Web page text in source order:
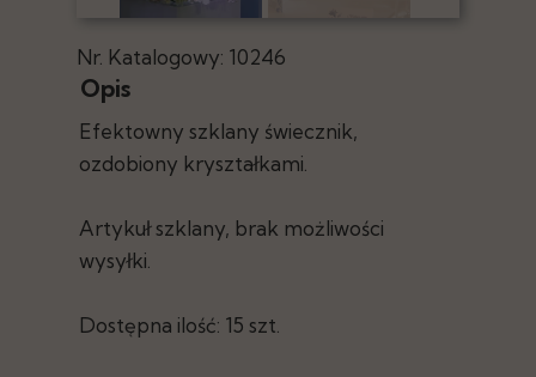
Nr. Katalogowy: 10246
Opis
Efektowny szklany świecznik,
ozdobiony kryształkami.
Artykuł szklany, brak możliwości
wysyłki.
Dostępna ilość: 15 szt.